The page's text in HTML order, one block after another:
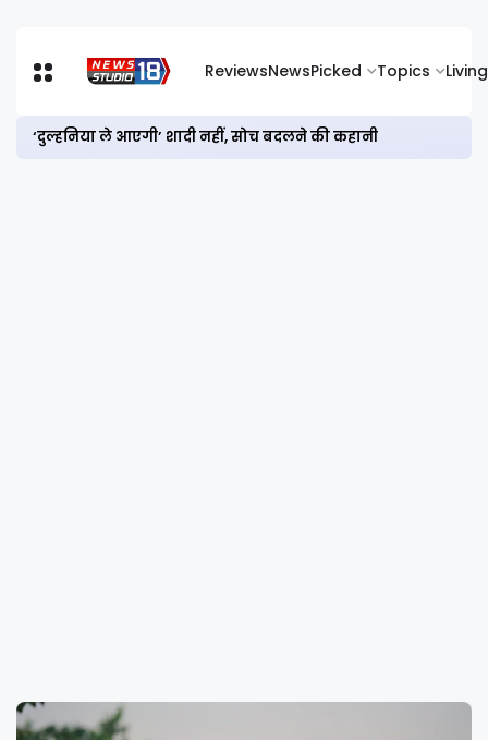
ReviewsNewsPicked Topics Living
‘दुल्हनिया ले आएगी’ शादी नहीं, सोच बदलने की कहानी